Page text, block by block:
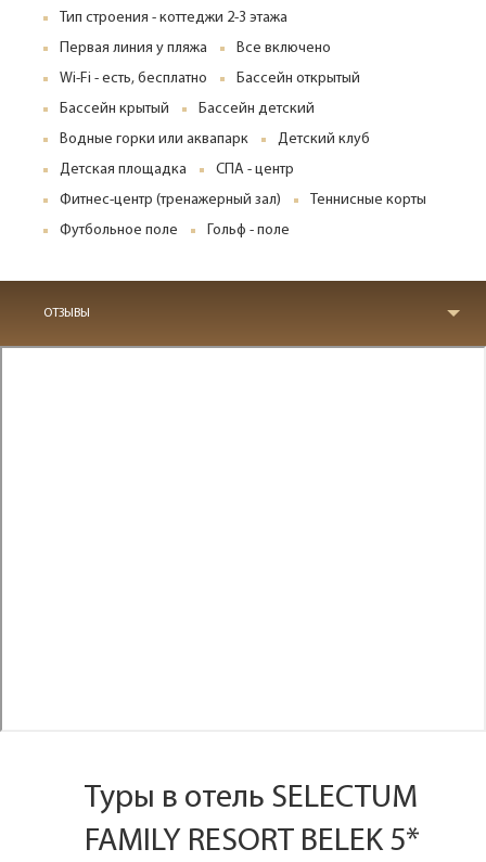
Тип строения - коттеджи 2-3 этажа
Первая линия у пляжа
Все включено
Wi-Fi - есть, бесплатно
Бассейн открытый
Бассейн крытый
Бассейн детский
Водные горки или аквапарк
Детский клуб
Детская площадка
СПА - центр
Фитнес-центр (тренажерный зал)
Теннисные корты
Футбольное поле
Гольф - поле
ОТЗЫВЫ
Туры в отель SELECTUM
FAMILY RESORT BELEK 5*